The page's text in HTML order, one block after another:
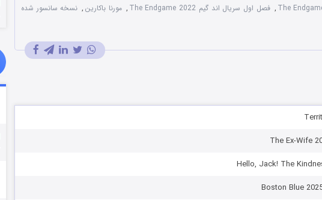
, فصل اول سریال اند گیم The Endgame 2022 , مورنا باکارین , نسخه سانسور شده